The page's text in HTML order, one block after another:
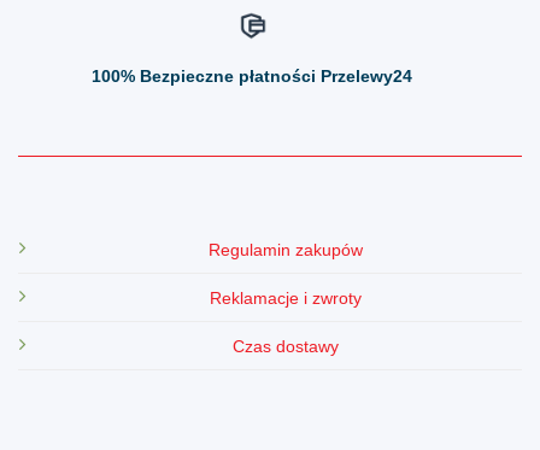
100% Bezpieczne płatności Przelewy24
Regulamin zakupów
Reklamacje i zwroty
Czas dostawy